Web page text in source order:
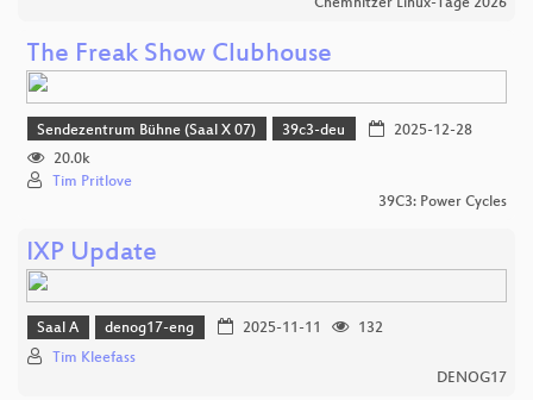
Chemnitzer Linux-Tage 2026
The Freak Show Clubhouse
Sendezentrum Bühne (Saal X 07) 39c3-deu
2025-12-28
20.0k
Tim Pritlove
39C3: Power Cycles
IXP Update
Saal A denog17-eng 2025-11-11
132
Tim Kleefass
DENOG17